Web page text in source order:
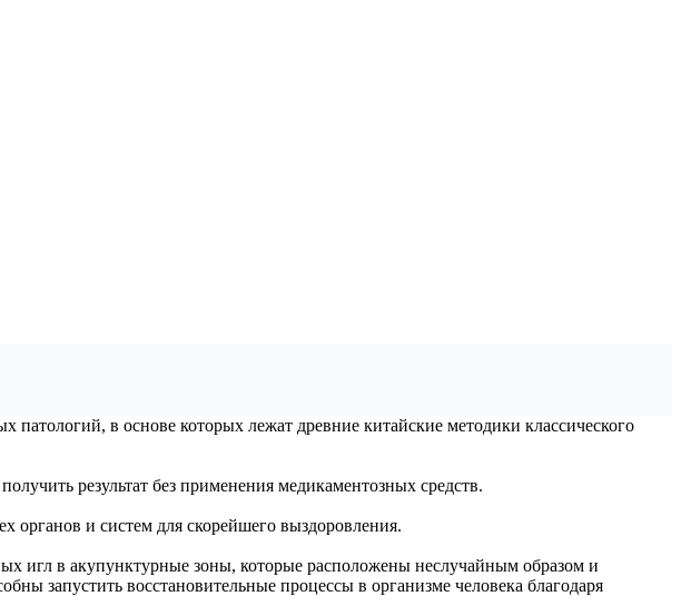
патологий, в основе которых лежат древние китайские методики классического
результат без применения медикаментозных средств.
органов и систем для скорейшего выздоровления.
игл в акупунктурные зоны, которые расположены неслучайным образом и
запустить восстановительные процессы в организме человека благодаря